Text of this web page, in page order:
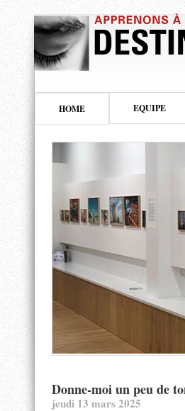
HOME EQUIPE
Donne-moi un peu de
jeudi 13 mars 2025